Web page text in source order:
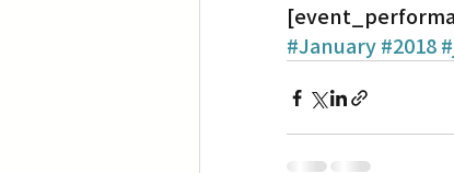
Translation Little
#January#2018